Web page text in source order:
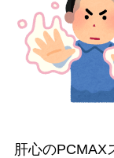
肝心のPCMAX